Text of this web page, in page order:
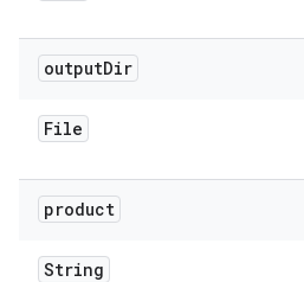
outputDir
File
product
String